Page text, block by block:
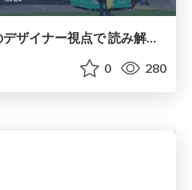
バーティカルドメインのデザイナー視点で 読み解く Figma Config 2026 / vertical domain designer take on figma config 2026
0 280